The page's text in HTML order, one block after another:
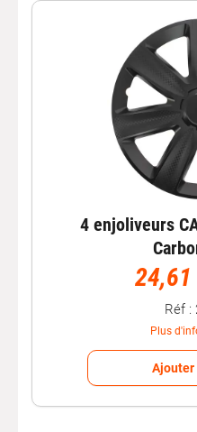
4 enjoliveurs
24,61
Réf :
Plus
Ajouter